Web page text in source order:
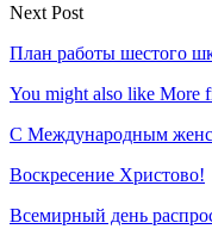
Next Post
План работы шестого
You might also like More
С Международным
Воскресение Xристово!
Всемирный день